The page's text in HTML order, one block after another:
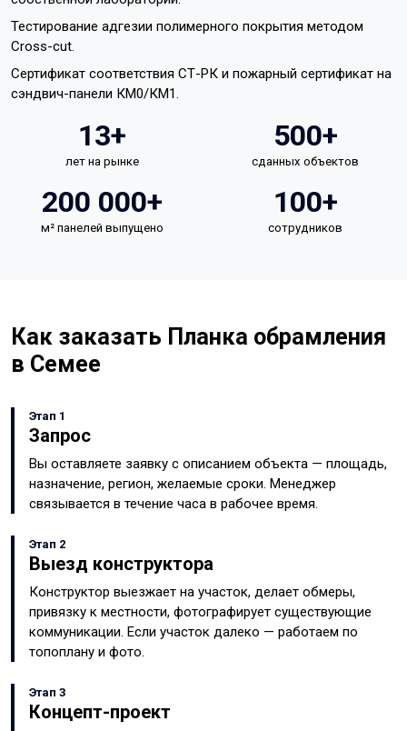
Тестирование адгезии полимерного покрытия методом
Cross-cut.
Сертификат соответствия СТ-РК и пожарный сертификат на
сэндвич-панели КМ0/КМ1.
13+
лет на рынке
500+
сданных объектов
200 000+
м² панелей выпущено
100+
сотрудников
Как заказать Планка обрамления
в Семее
Этап 1
Запрос
Вы оставляете заявку с описанием объекта — площадь,
назначение, регион, желаемые сроки. Менеджер
связывается в течение часа в рабочее время.
Этап 2
Выезд конструктора
Конструктор выезжает на участок, делает обмеры,
привязку к местности, фотографирует существующие
коммуникации. Если участок далеко — работаем по
топоплану и фото.
Этап 3
Концепт-проект